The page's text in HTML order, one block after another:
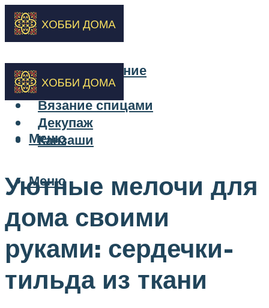
Бисероплетение
Вышивка
Вязание спицами
Декупаж
Канзаши
Меню
Меню
Уютные мелочи для
дома своими
руками: сердечки-
тильда из ткани